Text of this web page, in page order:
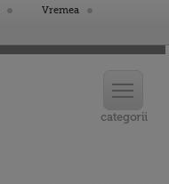
Vremea